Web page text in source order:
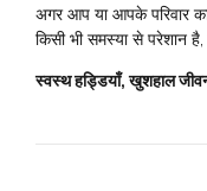
अगर आप या आपके परिवार
किसी भी समस्या से परेशान
स्वस्थ हड्डियाँ, खुशहाल